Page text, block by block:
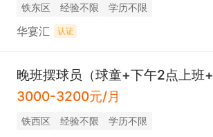
铁东区 经验不限 学历不限
华宴汇 认证
晚班摆球员（球童+下午2点上班+
3000-3200元/月
铁西区 经验不限 学历不限